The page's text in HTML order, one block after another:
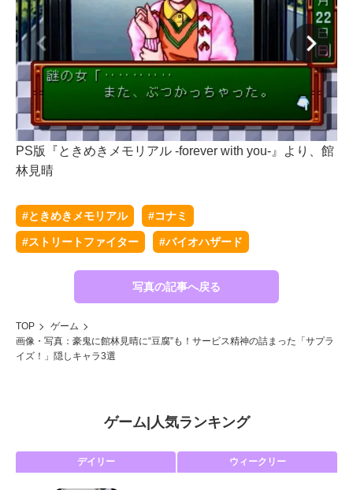
PS版『ときめきメモリアル -forever with you-』より、館
林見晴
#ときめきメモリアル #コナミ
#ストリートファイター #バイオハザード
写真の記事へ戻る
TOP
ゲーム
画像・写真：豪鬼に館林見晴に“豆腐”も！サービス精神の詰まった「サプラ
イズ！」隠しキャラ3選
ゲーム| 人気ランキング
デイリー ウィークリー